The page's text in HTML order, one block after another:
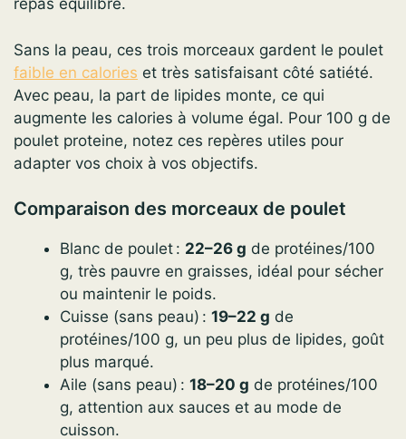
repas équilibré.
Sans la peau, ces trois morceaux gardent le poulet
faible en calories et très satisfaisant côté satiété.
Avec peau, la part de lipides monte, ce qui
augmente les calories à volume égal. Pour 100 g de
poulet proteine, notez ces repères utiles pour
adapter vos choix à vos objectifs.
Comparaison des morceaux de poulet
Blanc de poulet : 22–26 g de protéines/100
g, très pauvre en graisses, idéal pour sécher
ou maintenir le poids.
Cuisse (sans peau) : 19–22 g de
protéines/100 g, un peu plus de lipides, goût
plus marqué.
Aile (sans peau) : 18–20 g de protéines/100
g, attention aux sauces et au mode de
cuisson.